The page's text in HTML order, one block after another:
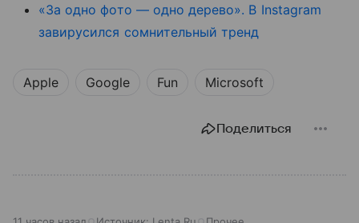
«За одно фото — одно дерево». В Instagram
завирусился сомнительный тренд
Apple Google Fun Microsoft
Поделиться